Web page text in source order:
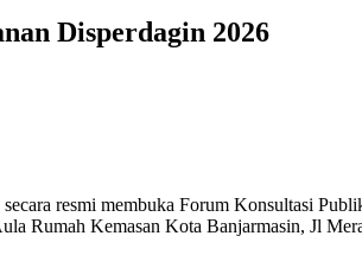
Disperdagin 2026
resmi membuka Forum Konsultasi
Rumah Kemasan Kota Banjarmasin, Jl